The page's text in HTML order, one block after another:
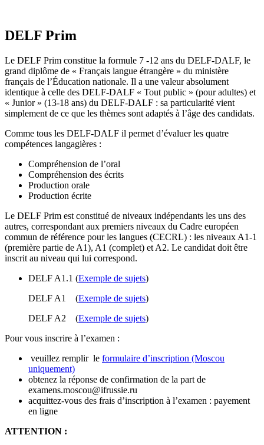
DELF Prim
Le DELF Prim constitue la formule 7 -12 ans du DELF-DALF, le
grand diplôme de « Français langue étrangère » du ministère
français de l’Éducation nationale. Il a une valeur absolument
identique à celle des DELF-DALF « Tout public » (pour adultes) et
« Junior » (13-18 ans) du DELF-DALF : sa particularité vient
simplement de ce que les thèmes sont adaptés à l’âge des candidats.
Comme tous les DELF-DALF il permet d’évaluer les quatre
compétences langagières :
Compréhension de l’oral
Compréhension des écrits
Production orale
Production écrite
Le DELF Prim est constitué de niveaux indépendants les uns des
autres, correspondant aux premiers niveaux du Cadre européen
commun de référence pour les langues (CECRL) : les niveaux A1-1
(première partie de A1), A1 (complet) et A2. Le candidat doit être
inscrit au niveau qui lui correspond.
DELF A1.1 (Exemple de sujets)
DELF A1 (Exemple de sujets)
DELF A2 (Exemple de sujets)
Pour vous inscrire à l’examen :
veuillez remplir le formulaire d’inscription (Moscou
uniquement)
obtenez la réponse de confirmation de la part de
examens.moscou@ifrussie.ru
acquittez-vous des frais d’inscription à l’examen : payement
en ligne
ATTENTION :